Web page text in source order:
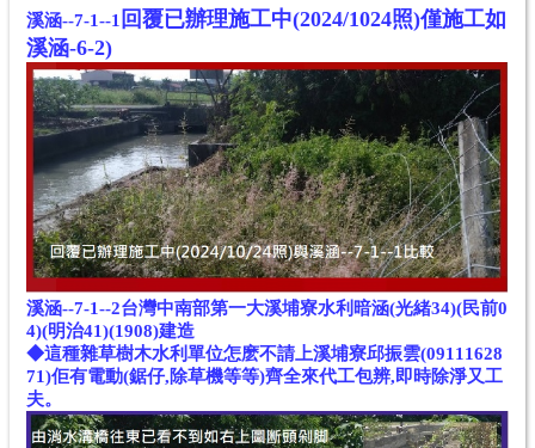
溪涵--7-1--1 回覆已辦理施工中(2024/1024照)僅施工如
溪涵-6-2)
溪涵--7-1--2台灣中南部第一大溪埔寮水利暗涵(光緒34)(民前0
4)(明治41)(1908)建造
◆這種雜草樹木水利單位怎麽不請上溪埔寮邱振雲(09111628
71)佢有電動(鋸仔,除草機等等)齊全來代工包辨,即時除淨又工
夫。